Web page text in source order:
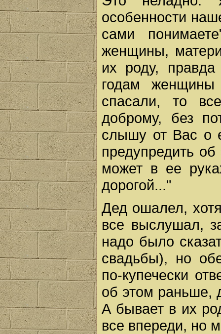
особенности
сами
женщины,
их роду,
годам женщины
спасали, то
доброму, без
слышу от Вас о
предупредить
может в ее
дорогой..."
Дед ошалел,
все выслушал,
надо было
свадьбы), но
по-купечески
об этом раньше,
А бывает в их
все впереди, но